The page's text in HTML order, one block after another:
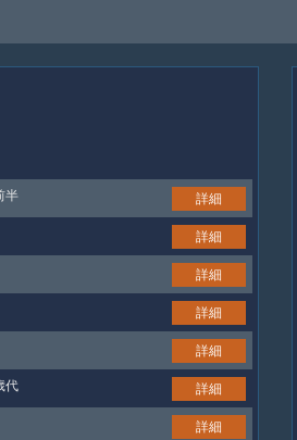
半 詳細
詳細
詳細
詳細
詳細
代 詳細
詳細